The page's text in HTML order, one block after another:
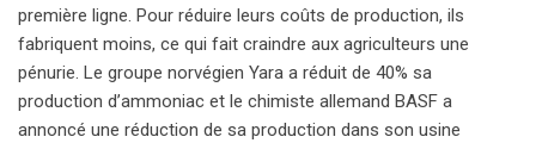
première ligne. Pour réduire leurs coûts de production, ils
fabriquent moins, ce qui fait craindre aux agriculteurs une
pénurie. Le groupe norvégien Yara a réduit de 40% sa
production d’ammoniac et le chimiste allemand BASF a
annoncé une réduction de sa production dans son usine